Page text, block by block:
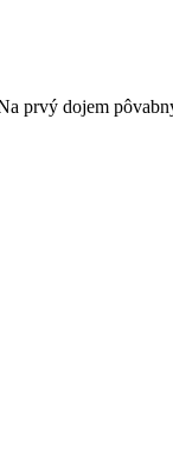
prvý dojem